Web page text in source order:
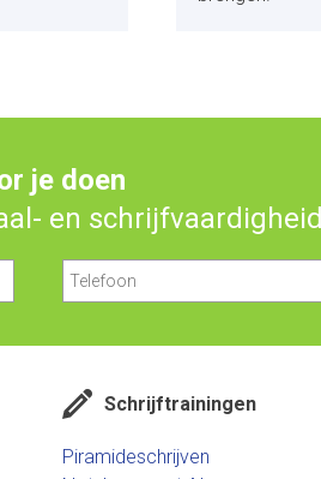
je doen
en schrijfvaardigheid
Schrijftrainingen
Piramideschrijven